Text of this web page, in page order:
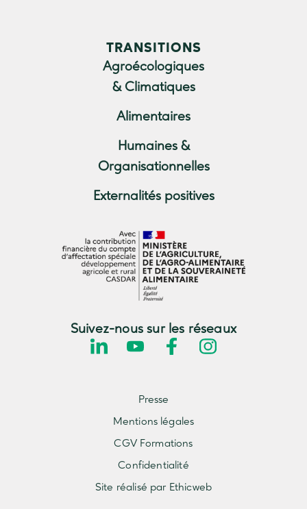
TRANSITIONS
Agroécologiques
& Climatiques
Alimentaires
Humaines &
Organisationnelles
Externalités positives
Suivez-nous sur les réseaux
Presse
Mentions légales
CGV Formations
Confidentialité
Site réalisé par Ethicweb